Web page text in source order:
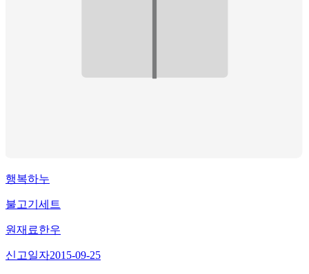
행복하누
불고기세트
원재료한우
신고일자2015-09-25